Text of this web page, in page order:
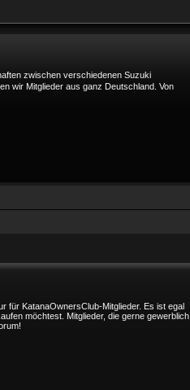
zwischen verschiedenen Suzuki
wir Mitglieder aus ganz Deutschland. Von
für KatanaOwnersClub-Mitglieder. Es ist egal
möchtest. Mitglieder, die gerne gewerblich